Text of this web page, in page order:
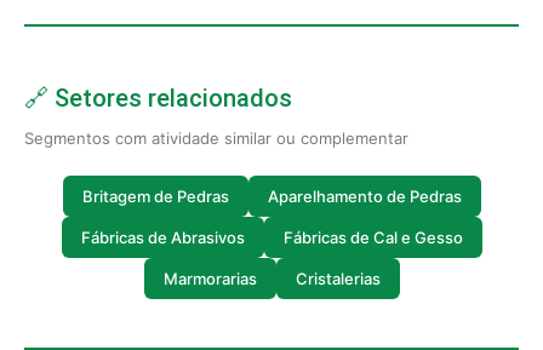
🔗 Setores relacionados
Segmentos com atividade similar ou complementar
Britagem de Pedras Aparelhamento de Pedras
Fábricas de Abrasivos Fábricas de Cal e Gesso
Marmorarias Cristalerias